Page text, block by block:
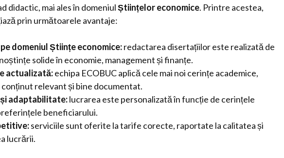
didactic, mai ales în domeniulȘtiințelor economice. Printre acestea,
prin următoarele avantaje:
domeniul Științe economice:redactarea disertațiilor este realizată de
solide în economie, management și finanțe.
actualizată:echipa ECOBUC aplică cele mai noi cerințe academice,
conținut relevant și bine documentat.
adaptabilitate:lucrarea este personalizată în funcție de cerințele
beneficiarului.
serviciile sunt oferite la tarife corecte, raportate la calitatea și
lucrării.